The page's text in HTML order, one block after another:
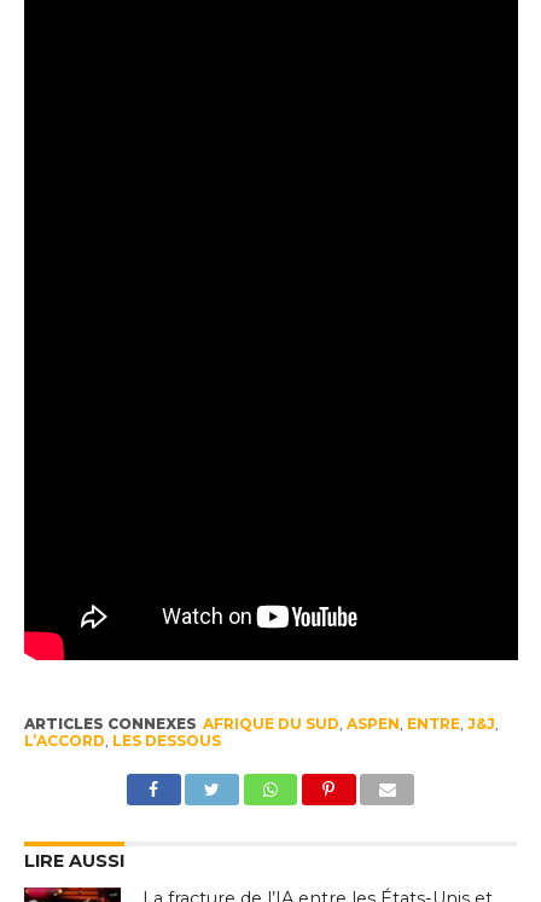
ARTICLES CONNEXES AFRIQUE DU SUD, ASPEN, ENTRE, J&J,
L’ACCORD, LES DESSOUS
LIRE AUSSI